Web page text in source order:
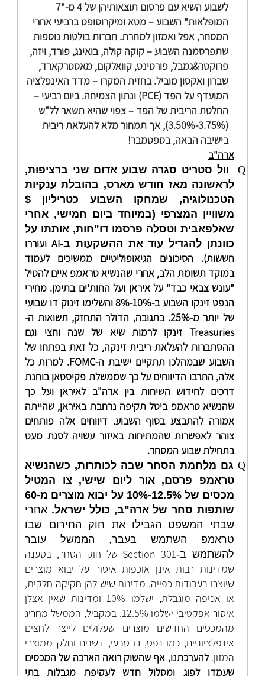
לשבוע השיא עם פרסום תוצאותיהן של 4 מ-"7
המופלאות" השבוע – מטא ומיקרוסופט ברביעי אחרי
המסחר, אפל ואמזון למחרת. חברות בולטות נוספות
שתפרסמנה השבוע – קוקה קולה, בואינג, פורד, ויזה,
פרוקטר&גמבל, פורטינט, קוואלקום, מאסטרקארד,
שברון ואקסון מוביל. בחזית המקרו – מדד האינפלציה
המועדף על הפד (PCE) ונתון הצמיחה. ביום רביעי –
החלטת הריבית של הפד – צפוי שהיא תשאר לל"ש
(3.75%-3.50%), אך תמחור מלא להעלאת ריבית
בישיבה הבאה, בספטמבר!
ארה"ב
Q
וול סטריט סגרה שבוע אדום שני ברציפות,
לראשונה מאז חודש מארס, בהובלת ענקיות
הטכנולוגיה, שמחקו השבוע כטריליון $
משוויין המצרפי (במיוחד ביום חמישי, אחרי
שאלפאבית וטסלה פרסמו דו"חות, אותתו על
כוונתן להגדיל עוד את ההשקעות ב-AI ועוררו
חששות). הסיכונים הגיאופוליטיים ממשיכים לעמוד
במוקד תשומת הלב, אחרי שהנשיא טראמפ איים להטיל
"עונש צבאי כבד" על איראן ועל החות'ים בתימן. מחירי
הנפט זינקו השבוע ב-10%-8% והשלימו זינוק דו שבועי
של יותר מ-25%. בתגובה, הדולר התחזק, תשואות ה-
Treasuries זינקו לרמות שיא של שנה וחצי וגם
ההסתברות להעלאת ריבית זינקה, כל זאת בפתחו של
השבוע שבמהלכו תתקיים ישיבת ה-FOMC. למרות כל
אלה, התרבו הדיווחים על כך שממשלת פקיסטאן בוחנת
דרכים לחידוש השיחות בין ארה"ב לאיראן ועל כך
שהנשיא טראמפ ביטל תקיפה נרחבת באיראן, שהייתה
אמורה להתבצע בסוף השבוע. דיווחים אלה פותחים
צוהר לאפשרות שהמתיחות באיזור עשויה לסגת מעט
בתחילת שבוע המסחר.
Q גם מלחמת הסחר שבה לכותרות, כשהנשיא
טראמפ פרסם, אור ליום שישי, צו המטיל
מכסים של 12.5%-10% על יבוא מוצרים מ-60
שותפות סחר של ארה"ב, כולל ישראל. אחרי
שבתי המשפט הגבילו את חוק החירום שבו
טראמפ השתמש בעבר, הממשל עובר
להשתמש ב-
Section 301 של חוק הסחר, בטענה
שמדינות רבות אינן אוכפות איסור על יבוא מוצרים
שיוצרו בעבודות כפייה. מדינות שיש להן חקיקה חלקית,
או אכיפה מוגבלת, ישלמו 10% ומדינות שאין אצלן
איסור אפקטיבי ישלמו 12.5%. במקביל, הממשל מחריג
מהמכסים החדשים מוצרים שעלולים לייצר לחצים
אינפלציוניים, כמו נפט, גז טבעי, דשנים וחלק ממוצרי
המזון.להערכתנו, אף שהשוק רואה הארכה של המכסים
שעמדו לפוג ומסלול חדש לעקיפת מגבלות בתי